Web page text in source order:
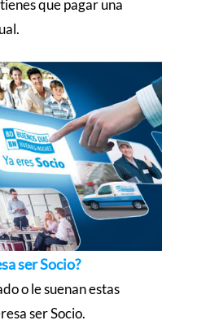
que pagar una
ser Socio?
o le suenan estas
ser Socio.